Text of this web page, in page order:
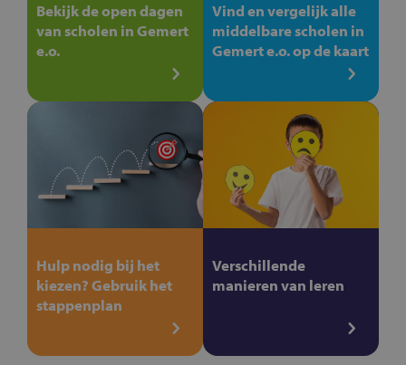
Bekijk de open dagen
van scholen in Gemert
e.o.
Vind en vergelijk alle
middelbare scholen in
Gemert e.o. op de kaart
Hulp nodig bij het
kiezen? Gebruik het
stappenplan
Verschillende
manieren van leren